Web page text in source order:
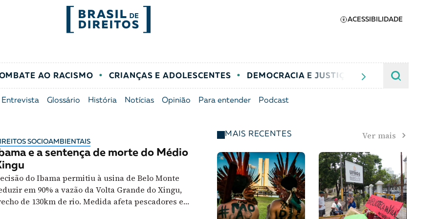
ACESSIBILIDADE
Migrações
Mobilização e articulação
Políticas Públicas
Povos indígenas
Terra
Entrevista
Glossário
Notícias
Opinião
Para entender
Apoie a Brasil de
A [BD] conta as histórias de
quem defende direitos
humanos no Brasil. Para
continuar, esse trabalho
precisa da sua doação!
AO RACISMO CRIANÇAS E ADOLESCENTES DEMOCRACIA E JUSTIÇA JUSTIÇA
Entrevista Glossário História Notícias Opinião Para entender Podcast
SOCIOAMBIENTAIS
e a sentença de morte do Médio
do Ibama permitiu à usina de Belo Monte
em 90% a vazão da Volta Grande do Xingu,
de 130km de rio. Medida afeta pescadores e
MAIS RECENTES Ver mais